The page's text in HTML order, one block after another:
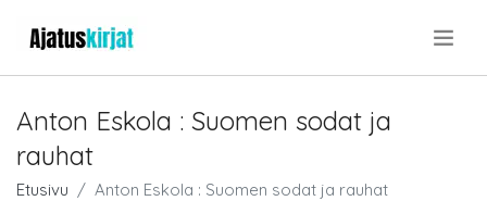
Anton Eskola : Suomen sodat ja
rauhat
Etusivu Anton Eskola : Suomen sodat ja rauhat